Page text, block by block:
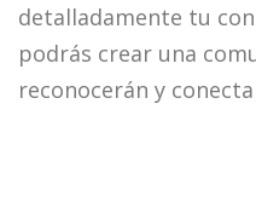
detalladamente tu
podrás crear una
reconocerán y